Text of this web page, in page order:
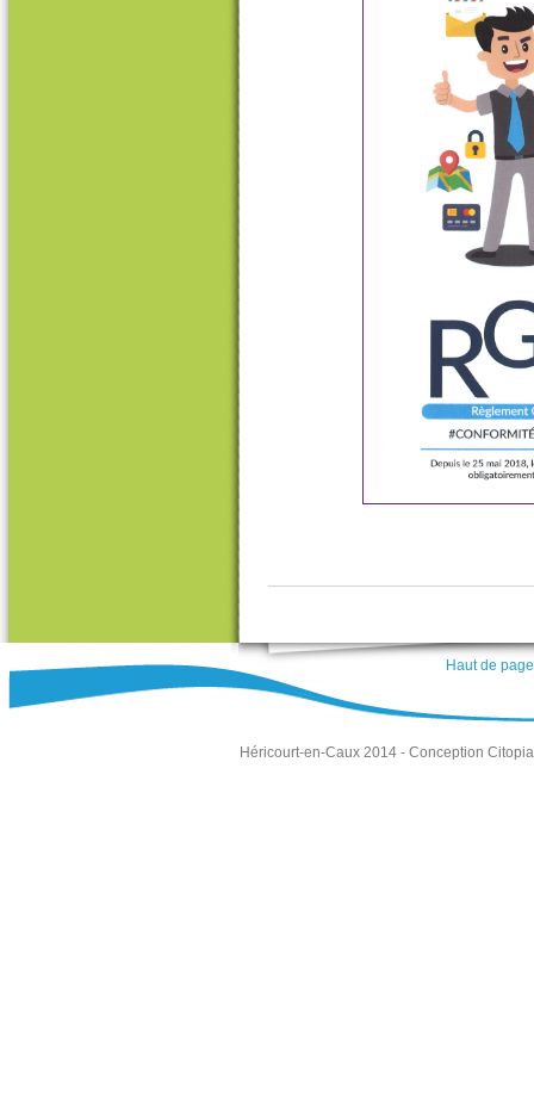
Haut de page
Héricourt-en-Caux 2014 - Conception Citopia